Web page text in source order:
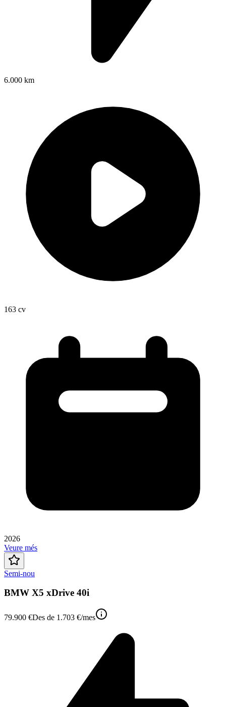
6.000 km
163 cv
2026
Veure més
Semi-nou
BMW X5 xDrive 40i
79.900 €Des de 1.703 €/mes